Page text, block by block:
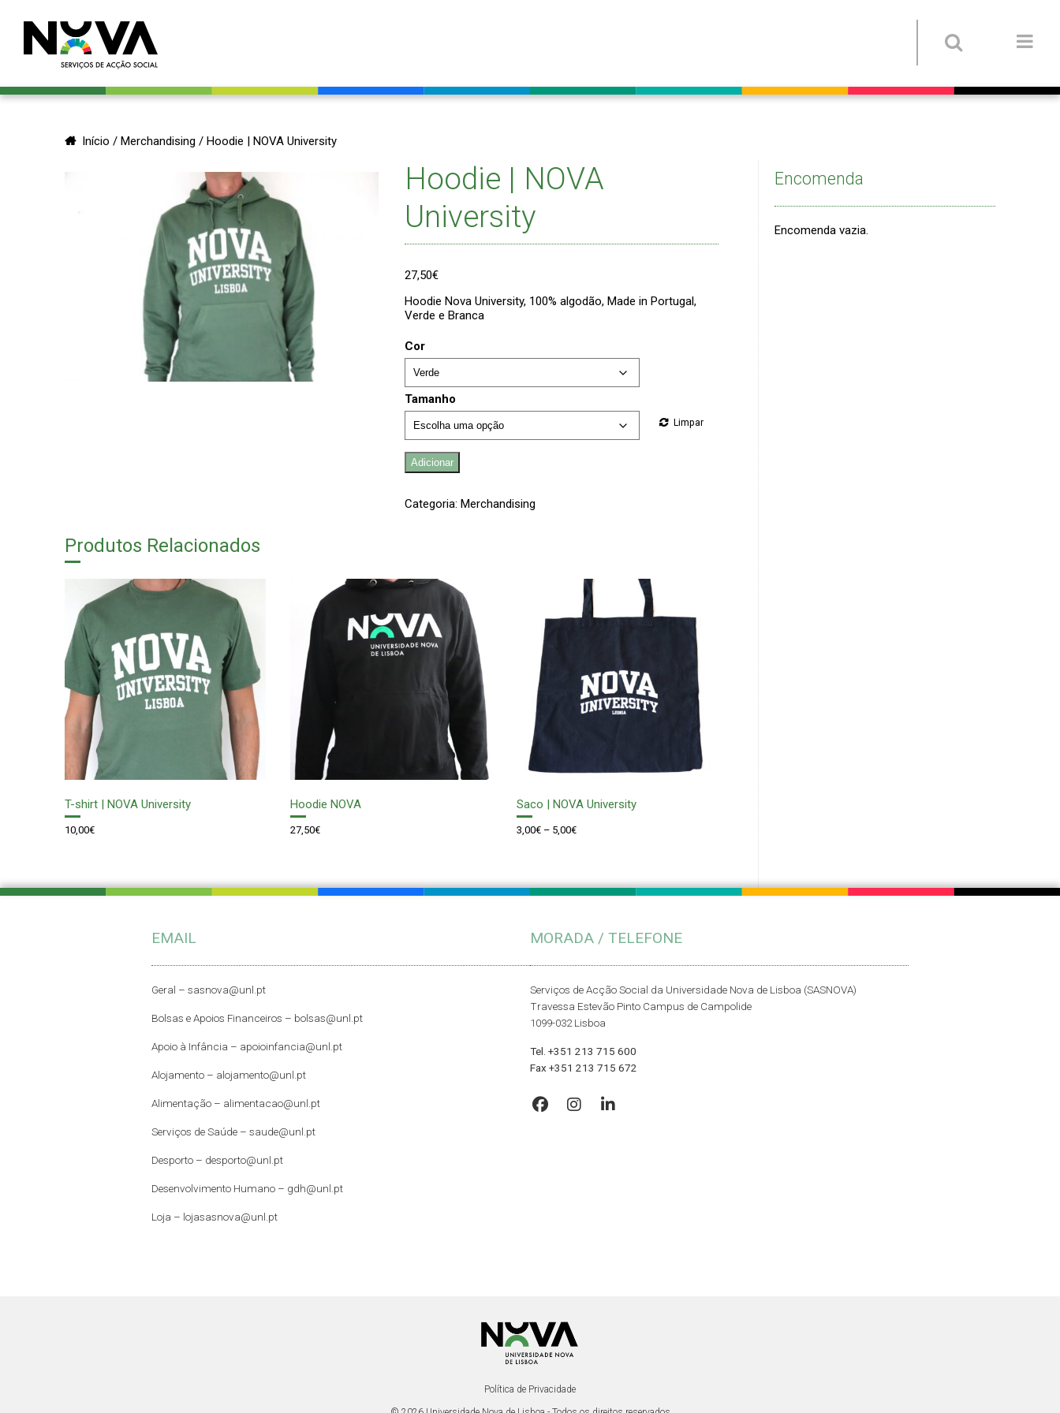
Início /Merchandising / Hoodie | NOVA University
Hoodie | NOVA
University
27,50€
Hoodie Nova University, 100% algodão, Made in Portugal,
Verde e Branca
Cor
Tamanho
Limpar
Quantidade
de
|
NOVA
Adicionar
Categoria: Merchandising
Produtos Relacionados
T-shirt | NOVA University
10,00€
Hoodie NOVA
27,50€
Saco | NOVA University
3,00€ – 5,00€Price
Encomenda
Encomenda vazia.
EMAIL
Geral – sasnova@unl.pt
Bolsas e Apoios Financeiros – bolsas@unl.pt
Apoio à Infância – apoioinfancia@unl.pt
Alojamento – alojamento@unl.pt
Alimentação – alimentacao@unl.pt
Serviços de Saúde – saude@unl.pt
Desporto – desporto@unl.pt
Desenvolvimento Humano – gdh@unl.pt
Loja – lojasasnova@unl.pt
MORADA / TELEFONE
Serviços de Acção Social da Universidade Nova de Lisboa (SASNOVA)
Travessa Estevão Pinto Campus de Campolide
1099-032 Lisboa
Tel. +351 213 715 600
Fax +351 213 715 672
Política de Privacidade